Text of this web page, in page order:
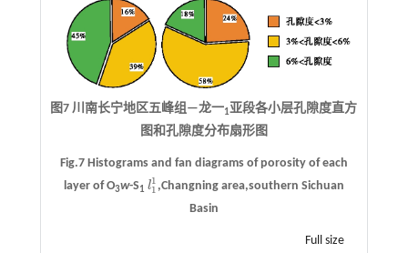
图7 川南长宁地区五峰组—龙一1亚段各小层孔隙度直方
图和孔隙度分布扇形图
Fig.7 Histograms and fan diagrams of porosity of each
layer of O3w-S1 l1
1
l1 1
,Changning area,southern Sichuan
Basin
Full size